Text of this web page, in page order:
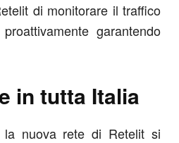
di monitorare il traffico
garantendo
in tutta Italia
nuova rete di Retelit si